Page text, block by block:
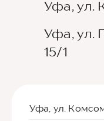
Уфа, ул.
Уфа, ул.
15/1
Уфа, ул.